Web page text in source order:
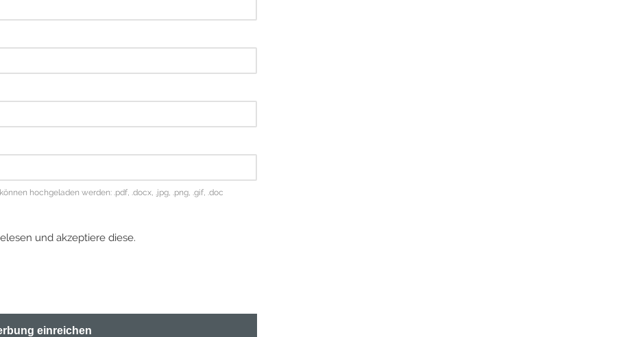
hochgeladen werden: .pdf, .docx, .jpg, .png, .gif, .doc
und akzeptiere diese.
einreichen